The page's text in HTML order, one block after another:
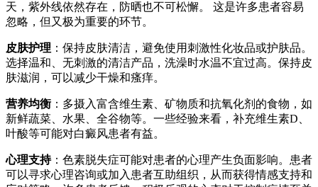
天，紫外线依然存在，防晒也不可松懈。 这是许多患者容易
忽略，但又极为重要的环节。
皮肤护理 ：保持皮肤清洁，避免使用刺激性化妆品或护肤品。
选择温和、无刺激的清洁产品，洗澡时水温不宜过高。保持皮
肤滋润，可以减少干燥和瘙痒。
营养均衡 ：多摄入富含维生素、矿物质和抗氧化剂的食物，如
新鲜蔬菜、水果、全谷物等。一些经验来看，补充维生素D、
叶酸等可能对白癜风患者有益。
心理支持：色素脱失症可能对患者的心理产生负面影响。患者
可以寻求心理咨询或加入患者互助组织，从而获得情感支持和